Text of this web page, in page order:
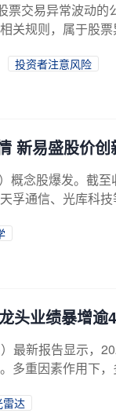
票交易异常波动
关规则，属于股
投资者注意风险
新易盛股价创
概念股爆发。截
孚通信、光库科
头业绩暴增逾
最新报告显示，
多重因素作用下
雷达